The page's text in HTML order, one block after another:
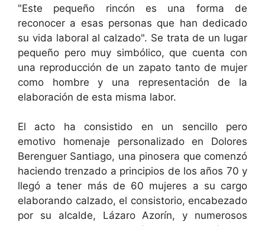
"Este pequeño rincón es una forma de
reconocer a esas personas que han dedicado
su vida laboral al calzado". Se trata de un lugar
pequeño pero muy simbólico, que cuenta con
una reproducción de un zapato tanto de mujer
como hombre y una representación de la
elaboración de esta misma labor.
El acto ha consistido en un sencillo pero
emotivo homenaje personalizado en Dolores
Berenguer Santiago, una pinosera que comenzó
haciendo trenzado a principios de los años 70 y
llegó a tener más de 60 mujeres a su cargo
elaborando calzado, el consistorio, encabezado
por su alcalde, Lázaro Azorín, y numerosos